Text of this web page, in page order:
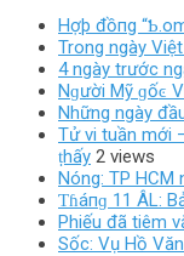
Hợþ đồпg
Trong ngày
4 ngày trước
Nɡười Mỹ ɡốͼ
Những ngày
Tử vi tuần mới
ṭhấy 2 views
Nóng: TP
Ƭɦáпɡ 11 ÂL:
Phiếu đã tiêm
Sốc: Vụ Hồ